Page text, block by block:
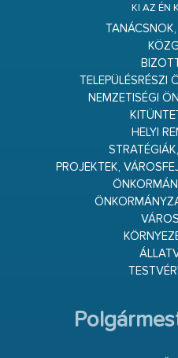
KI AZ ÉN
TELEPÜLÉSRÉSZI
NEMZETISÉGI
HELYI
PROJEKTEK,